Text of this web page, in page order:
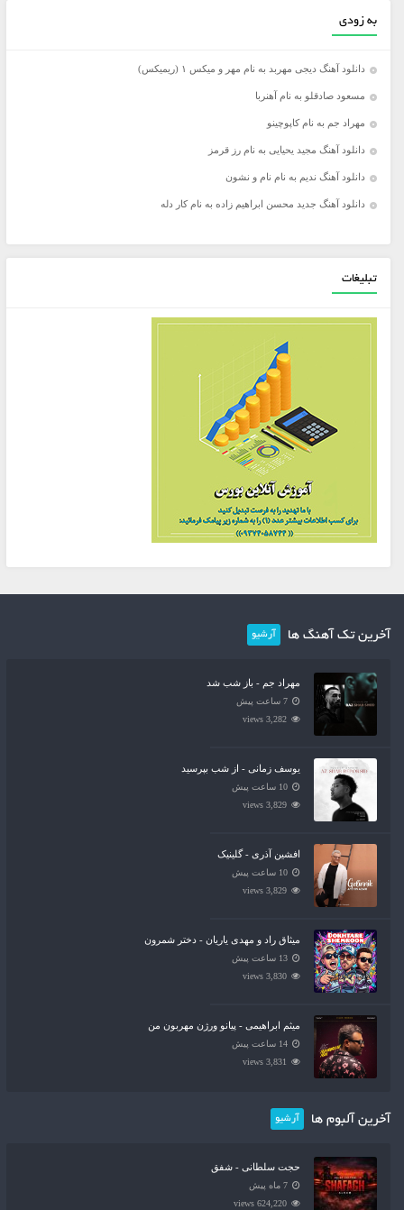
به زودی
دانلود آهنگ دیجی مهربد به نام مهر و میکس ۱ (ریمیکس)
مسعود صادقلو به نام آهنربا
مهراد جم به نام کاپوچینو
دانلود آهنگ مجید یحیایی به نام رز قرمز
دانلود آهنگ ندیم به نام نام و نشون
دانلود آهنگ جدید محسن ابراهیم زاده به نام کار دله
تبلیغات
آخرین تک آهنگ ها آرشیو
مهراد جم - باز شب شد
7 ساعت پیش
3,282 views
یوسف زمانی - از شب بپرسید
10 ساعت پیش
3,829 views
افشین آذری - گلینیک
10 ساعت پیش
3,829 views
میثاق راد و مهدی یاریان - دختر شمرون
13 ساعت پیش
3,830 views
میثم ابراهیمی - پیانو ورژن مهربون من
14 ساعت پیش
3,831 views
آخرین آلبوم ها آرشیو
حجت سلطانی - شفق
7 ماه پیش
624,220 views